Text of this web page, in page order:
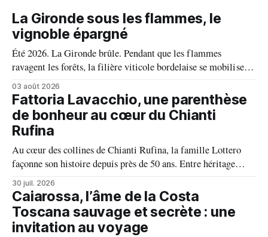
La Gironde sous les flammes, le
vignoble épargné
Été 2026. La Gironde brûle. Pendant que les flammes
ravagent les forêts, la filière viticole bordelaise se mobilise,
fait front commun et fait preuve d'une solidarité exemplaire
face aux incendies. Les vignes, sont épargnées et le millésime
s'annonce prometteur. Le feu n'aura pas eu le dernier mot.
03 août 2026
Fattoria Lavacchio, une parenthèse
de bonheur au cœur du Chianti
Rufina
Au cœur des collines de Chianti Rufina, la famille Lottero
façonne son histoire depuis près de 50 ans. Entre héritage
familial, exigence viticole et profond respect du terroir, le
domaine incarne une vision authentique du vin, où chaque
millésime raconte une terre, une passion et un art de vivre.
30 juil. 2026
Caiarossa, l’âme de la Costa
Toscana sauvage et secrète : une
invitation au voyage